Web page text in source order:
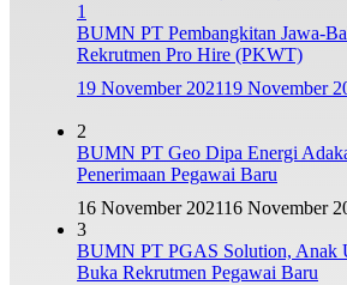
1
BUMN PT Pembangkitan Jawa-
Rekrutmen Pro Hire (PKWT)
19 November 202119 November
2
BUMN PT Geo Dipa Energi
Penerimaan Pegawai Baru
16 November 202116 November
3
BUMN PT PGAS Solution, Anak
Buka Rekrutmen Pegawai Baru